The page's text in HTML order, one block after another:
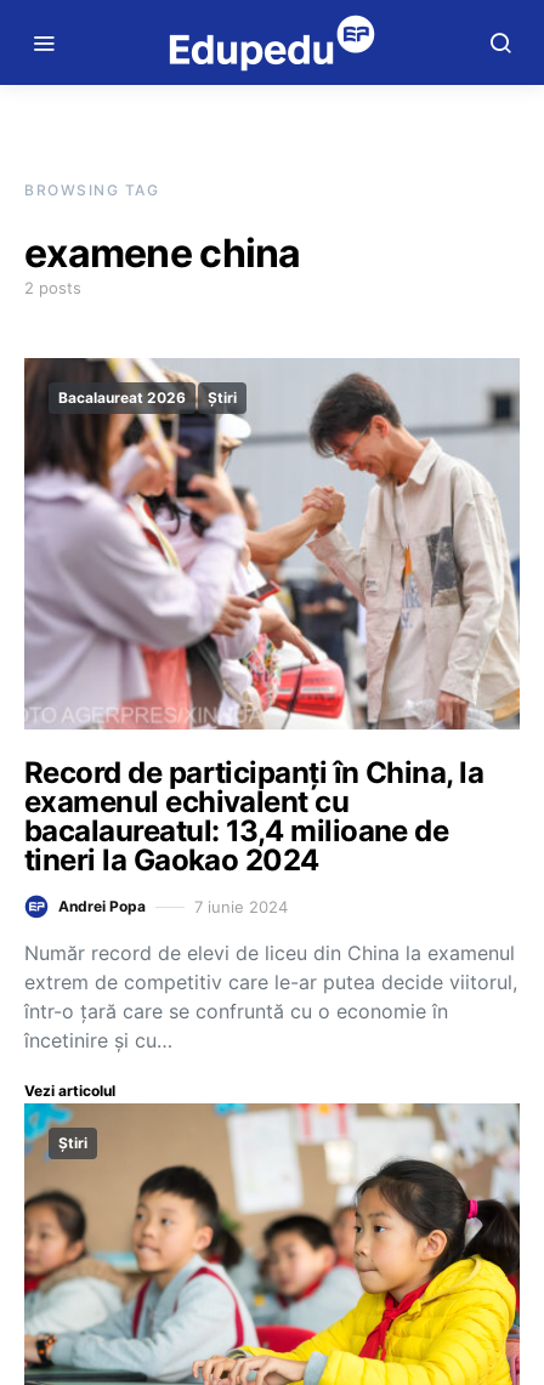
BROWSING TAG
examene china
2 posts
Bacalaureat 2026 Știri
Record de participanți în China, la
examenul echivalent cu
bacalaureatul: 13,4 milioane de
tineri la Gaokao 2024
Andrei Popa 7 iunie 2024
Număr record de elevi de liceu din China la examenul
extrem de competitiv care le-ar putea decide viitorul,
într-o țară care se confruntă cu o economie în
încetinire și cu…
Vezi articolul
Știri